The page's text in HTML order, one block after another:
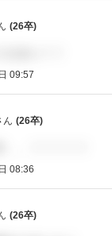
(26卒)
09:57
ん (26卒)
08:36
(26卒)